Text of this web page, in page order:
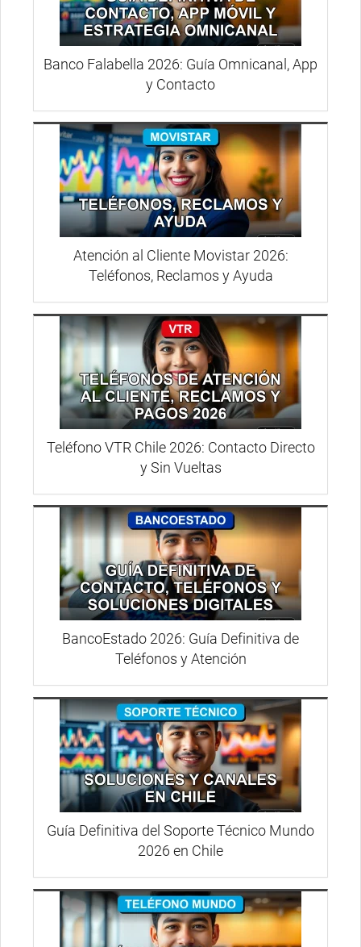
Banco Falabella 2026: Guía Omnicanal, App
y Contacto
Atención al Cliente Movistar 2026:
Teléfonos, Reclamos y Ayuda
Teléfono VTR Chile 2026: Contacto Directo
y Sin Vueltas
BancoEstado 2026: Guía Definitiva de
Teléfonos y Atención
Guía Definitiva del Soporte Técnico Mundo
2026 en Chile